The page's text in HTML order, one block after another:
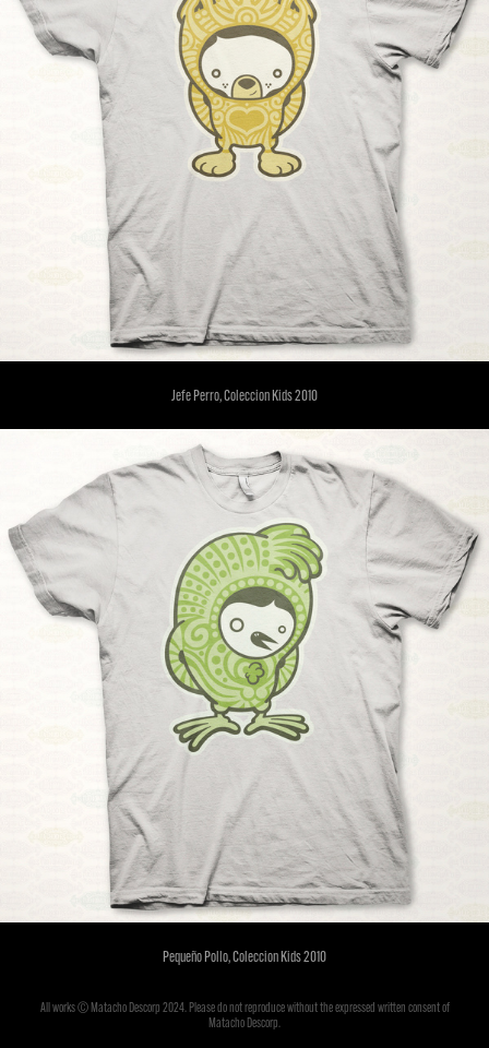
Jefe Perro, Coleccion Kids 2010
Pequeño Pollo, Coleccion Kids 2010
All works © Matacho Descorp 2024. Please do not reproduce without the expressed written consent of
Matacho Descorp.